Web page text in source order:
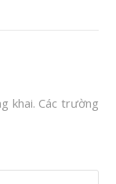
khai. Các trường